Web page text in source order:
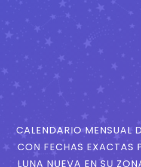
CALENDARIO MENSUAL
CON FECHAS EXACTAS
LUNA NUEVA EN SU